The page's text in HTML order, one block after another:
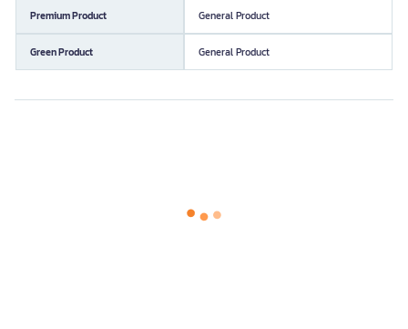
Premium Product General Product
Green Product General Product